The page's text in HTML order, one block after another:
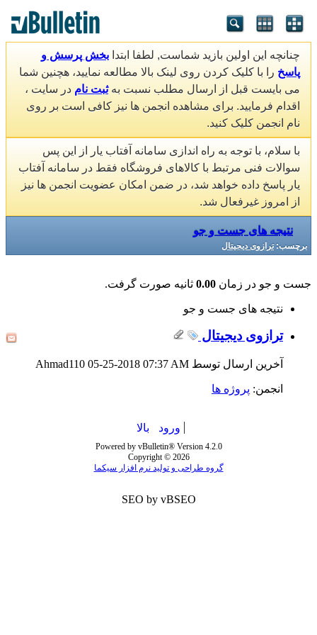
چنانچه این اولین بازید شماست, لطفا ابتدا بخش پرسش و
پاسخ را با کلیک کردن روی لینک بالا مطالعه نمایید، هچنین شما
می بایست قبل از ارسال مطلب نسبت بهثبت نام در سایت ،
اقدام فرمایید. برای مشاهده انجمن ها نیز کافی است بر روی
نام انجمن کلیک کنید.
با سلام، با توجه به راه اندازی سامانه آفتاب یار از این پس
سوالات فنی مرتبط با کالاهای فروشگاه فقط در سامانه آفتاب
یار پاسخ داده خواهد شد، در ضمن امکان عضویت انجمن ها نیز
از امروز غیرفعال شد.
نتیجه های جست و جو
برچسب:ترازوی دیجیتال
جست و جو در زمان 0.00 ثانیه صورت گرفت.
نتیجه های جست و جو
ترازوی دیجیتال
آخرین ارسال توسط Ahmad110 05-25-2018 07:37 AM
انجمن: پروژه ها
ورود بالا
Powered by vBulletin® Version 4.2.0
Copyright © 2026
گروه طراحی و تولید نرم افزار سیکما
SEO by vBSEO